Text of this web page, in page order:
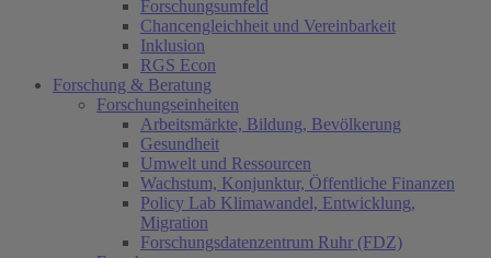
Forschungsumfeld
Chancengleichheit und Vereinbarkeit
Inklusion
RGS Econ
Forschung & Beratung
Forschungseinheiten
Arbeitsmärkte, Bildung, Bevölkerung
Gesundheit
Umwelt und Ressourcen
Wachstum, Konjunktur, Öffentliche Finanzen
Policy Lab Klimawandel, Entwicklung,
Migration
Forschungsdatenzentrum Ruhr (FDZ)